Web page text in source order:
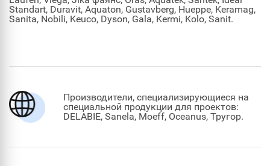
Standart, Duravit, Aquaton, Gustavberg, Hueppe, Keramag,
Sanita, Nobili, Keuco, Dyson, Gala, Kermi, Kolo, Sanit.
Производители, специализирующиеся на
специальной продукции для проектов:
DELABIE, Sanela, Moeff, Oceanus, Тругор.